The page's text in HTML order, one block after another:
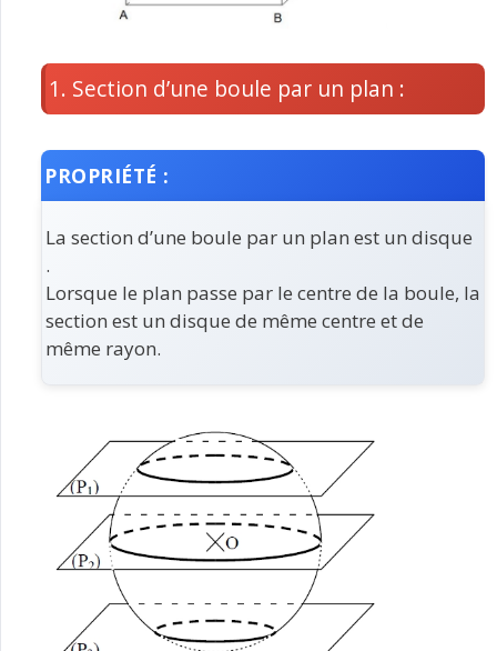
1. Section d’une boule par un plan :
PROPRIÉTÉ :
La section d’une boule par un plan est un disque
.
Lorsque le plan passe par le centre de la boule, la
section est un disque de même centre et de
même rayon.